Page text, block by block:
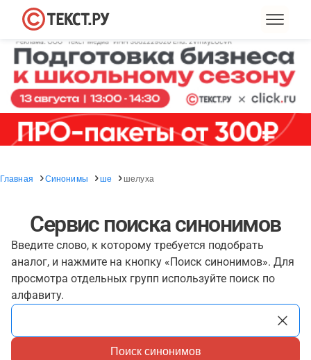
Главная Синонимы ше шелуха
Сервис поиска синонимов
Введите слово, к которому требуется подобрать
аналог, и нажмите на кнопку «Поиск синонимов». Для
просмотра отдельных групп используйте поиск по
алфавиту.
Поиск синонимов